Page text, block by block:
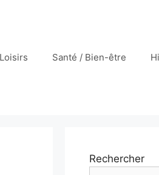
Santé / Bien-être
Rechercher